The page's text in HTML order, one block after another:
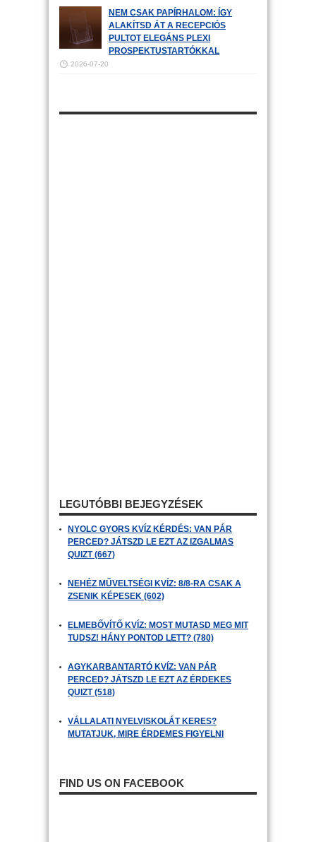
NEM CSAK PAPÍRHALOM: ÍGY
ALAKÍTSD ÁT A RECEPCIÓS
PULTOT ELEGÁNS PLEXI
PROSPEKTUSTARTÓKKAL
2026-07-20
LEGUTÓBBI BEJEGYZÉSEK
NYOLC GYORS KVÍZ KÉRDÉS: VAN PÁR
PERCED? JÁTSZD LE EZT AZ IZGALMAS
QUIZT (667)
NEHÉZ MŰVELTSÉGI KVÍZ: 8/8-RA CSAK A
ZSENIK KÉPESEK (602)
ELMEBŐVÍTŐ KVÍZ: MOST MUTASD MEG MIT
TUDSZ! HÁNY PONTOD LETT? (780)
AGYKARBANTARTÓ KVÍZ: VAN PÁR
PERCED? JÁTSZD LE EZT AZ ÉRDEKES
QUIZT (518)
VÁLLALATI NYELVISKOLÁT KERES?
MUTATJUK, MIRE ÉRDEMES FIGYELNI
FIND US ON FACEBOOK